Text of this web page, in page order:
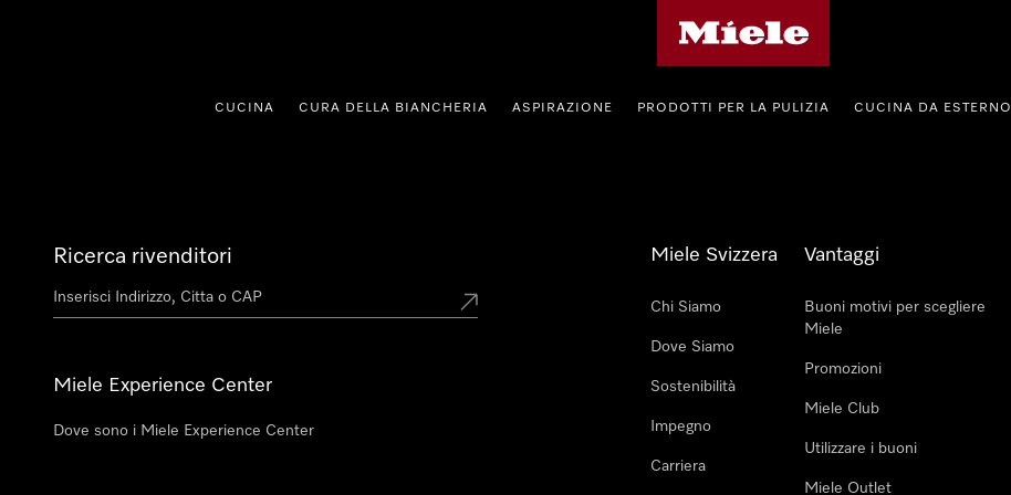
CUCINA CURA DELLA BIANCHERIA ASPIRAZIONE PRODOTTI PER LA PULIZIA CUCINA DA ESTERNO
Ricerca rivenditori
Miele Experience Center
Dove sono i Miele Experience Center
Miele Svizzera
Chi Siamo
Dove Siamo
Sostenibilità
Impegno
Carriera
Vantaggi
Buoni motivi per scegliere
Miele
Promozioni
Miele Club
Utilizzare i buoni
Miele Outlet